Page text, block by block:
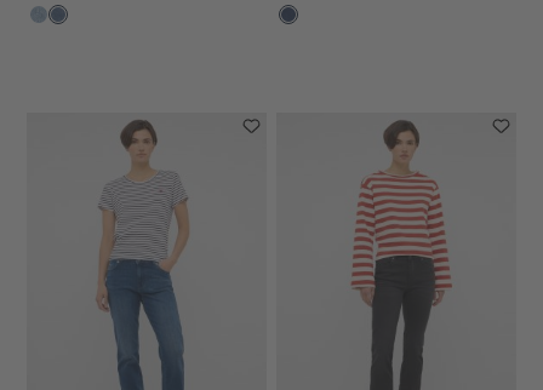
mittelblau-5000
dunkelblau-5000 blau sehr dunkel-5000